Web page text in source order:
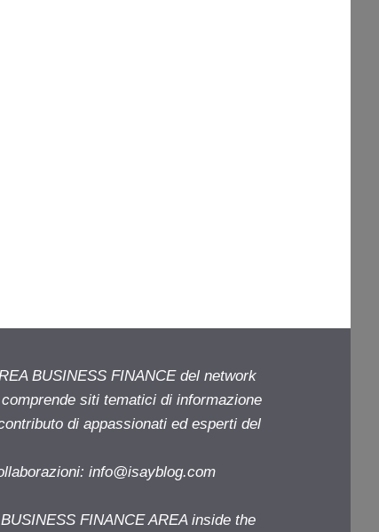
BUSINESS FINANCE del network
siti tematici di informazione
di appassionati ed esperti del
info@isayblog.com
FINANCE AREA inside the